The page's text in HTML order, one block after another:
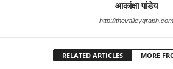
आकांक्षा पांडेय
http://thevalleygraph.com
RELATED ARTICLES MORE